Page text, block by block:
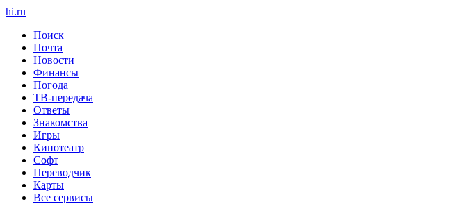
hi.ru
Поиск
Почта
Новости
Финансы
Погода
ТВ-передача
Ответы
Знакомства
Игры
Кинотеатр
Софт
Переводчик
Карты
Все сервисы